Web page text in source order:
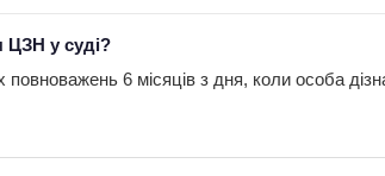
ЦЗН у суді?
повноважень 6 місяців з дня, коли особа